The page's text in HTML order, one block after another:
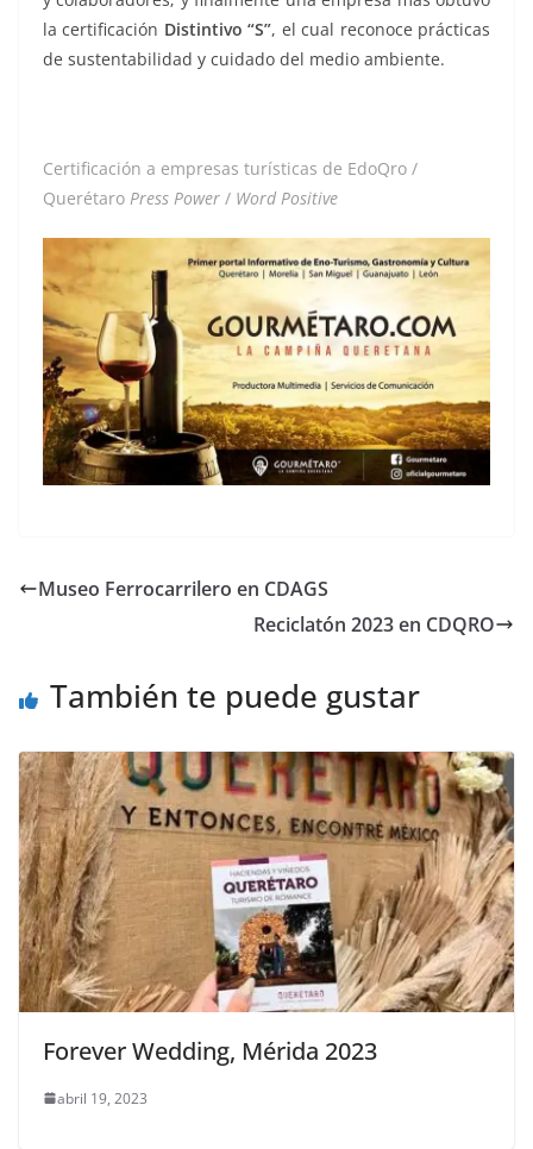
la certificación Distintivo “S”, el cual reconoce prácticas
de sustentabilidad y cuidado del medio ambiente.
Certificación a empresas turísticas de EdoQro /
Querétaro Press Power / Word Positive
Museo Ferrocarrilero en CDAGS
Reciclatón 2023 en CDQRO
También te puede gustar
Forever Wedding, Mérida 2023
abril 19, 2023